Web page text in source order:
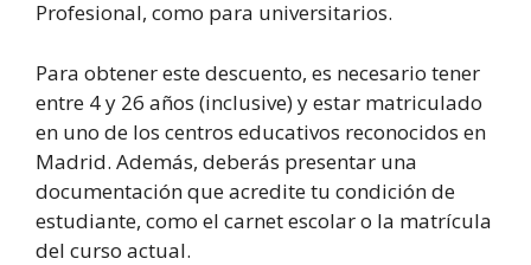
Profesional, como para universitarios.
Para obtener este descuento, es necesario tener
entre 4 y 26 años (inclusive) y estar matriculado
en uno de los centros educativos reconocidos en
Madrid. Además, deberás presentar una
documentación que acredite tu condición de
estudiante, como el carnet escolar o la matrícula
del curso actual.